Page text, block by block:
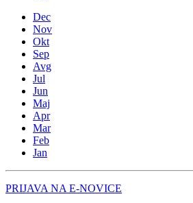
Dec
Nov
Okt
Sep
Avg
Jul
Jun
Maj
Apr
Mar
Feb
Jan
PRIJAVA NA E-NOVICE